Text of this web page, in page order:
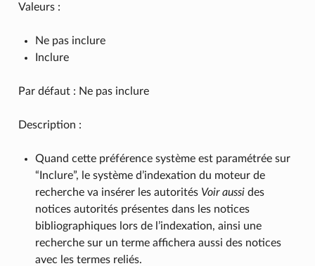
Valeurs :
Ne pas inclure
Inclure
Par défaut : Ne pas inclure
Description :
Quand cette préférence système est paramétrée sur
“Inclure”, le système d’indexation du moteur de
recherche va insérer les autorités Voir aussides
notices autorités présentes dans les notices
bibliographiques lors de l’indexation, ainsi une
recherche sur un terme affichera aussi des notices
avec les termes reliés.